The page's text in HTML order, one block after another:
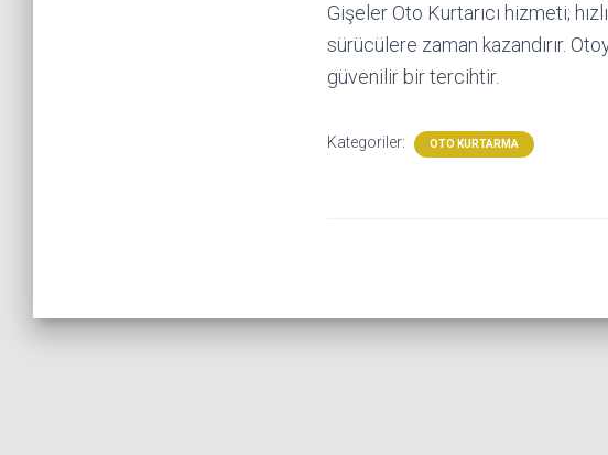
Gişeler Oto Kurtarıcı hizmeti;
sürücülere zaman kazandırır.
güvenilir bir tercihtir.
Kategoriler: OTO KURTARMA